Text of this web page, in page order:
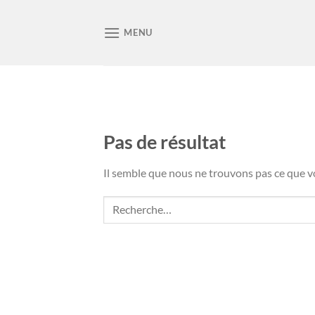
MENU
Pas de résultat
Il semble que nous ne trouvons pas ce que